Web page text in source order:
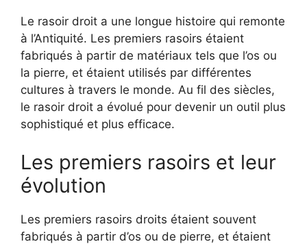
Le rasoir droit a une longue histoire qui remonte
à l’Antiquité. Les premiers rasoirs étaient
fabriqués à partir de matériaux tels que l’os ou
la pierre, et étaient utilisés par différentes
cultures à travers le monde. Au fil des siècles,
le rasoir droit a évolué pour devenir un outil plus
sophistiqué et plus efficace.
Les premiers rasoirs et leur
évolution
Les premiers rasoirs droits étaient souvent
fabriqués à partir d’os ou de pierre, et étaient